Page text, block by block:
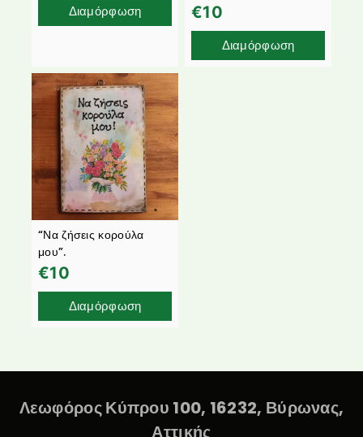
Διαμόρφωση €10
Διαμόρφωση
“Να ζήσεις κορούλα
μου”.
€10
Διαμόρφωση
Λεωφόρος Κύπρου 100, 16232, Βύρωνας,
Αττικής